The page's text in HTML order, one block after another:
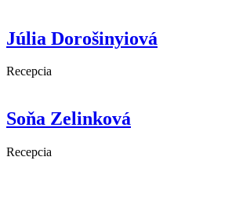
Júlia Dorošinyiová
Recepcia
Soňa Zelinková
Recepcia